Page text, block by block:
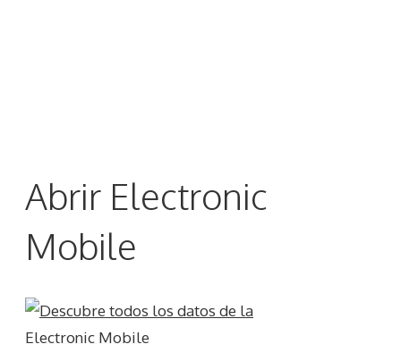
Abrir Electronic
Mobile